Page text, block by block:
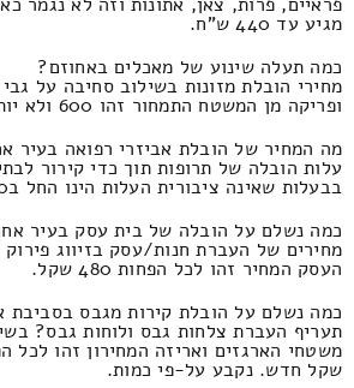
מגיע עד 440 ש"ח.
כמה תעלה שינוע של מאכלים באחוזם?
מחירי הובלת מזונות בשילוב סחיבה על
ופריקה מן המשטח התמחור זהו 600 ולא יותר מ230 שקל חדש.
מה המחיר של הובלת אביזרי רפואה בעיר
עלות הובלה של תרופות תוך כדי קירור
בבעלות שאינה ציבורית העלות הינו החל ב410 שקלים חדשים.
כמה נשלם על הובלה של בית עסק בעיר
מחירים של העברת חנות/עסק בזיווג
העסק המחיר זהו לכל הפחות 480 שקל.
כמה נשלם על הובלת קירות מגבס בסביבת
תעריף העברת צלחות גבס ולוחות גבס?
שקל חדש. נקבע על-פי כמות.